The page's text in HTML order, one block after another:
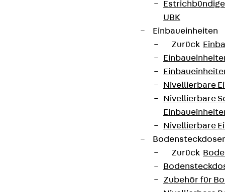
UBK
Einbaueinheiten
Zurück
Nivellierbare
Nivellierbare
Nivellierbare
Zurück
Zubehör für